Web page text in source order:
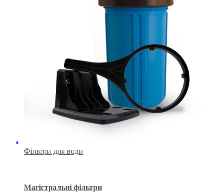
Фільтри для води
Магістральні фільтри